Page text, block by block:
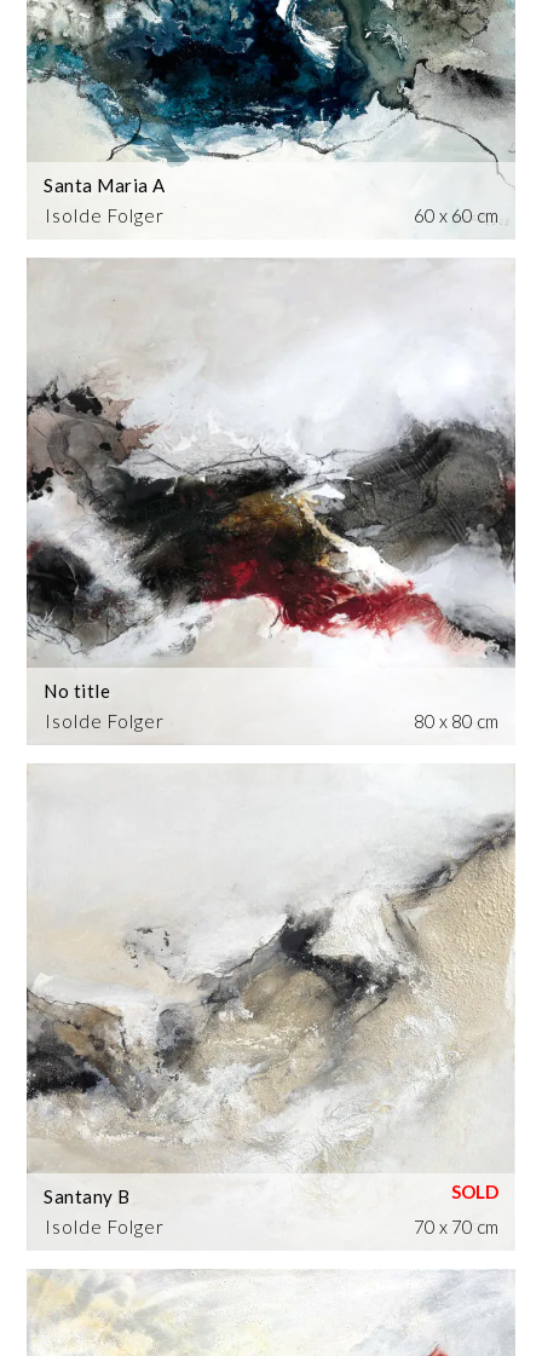
Isolde Folger
Santa Maria A
60 x 60 cm
Isolde Folger
No title
80 x 80 cm
Isolde Folger
Santany B
70 x 70 cm